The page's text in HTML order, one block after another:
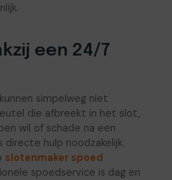
een 24/7
simpelweg niet
die afbreekt in het slot,
wil of schade na een
directe hulp noodzakelijk.
slotenmaker spoed
spoedservice is dag en